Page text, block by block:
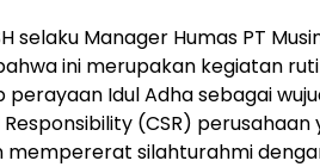
selaku Manager Humas PT
ini merupakan kegiatan
perayaan Idul Adha sebagai
(CSR)
mempererat silahturahmi